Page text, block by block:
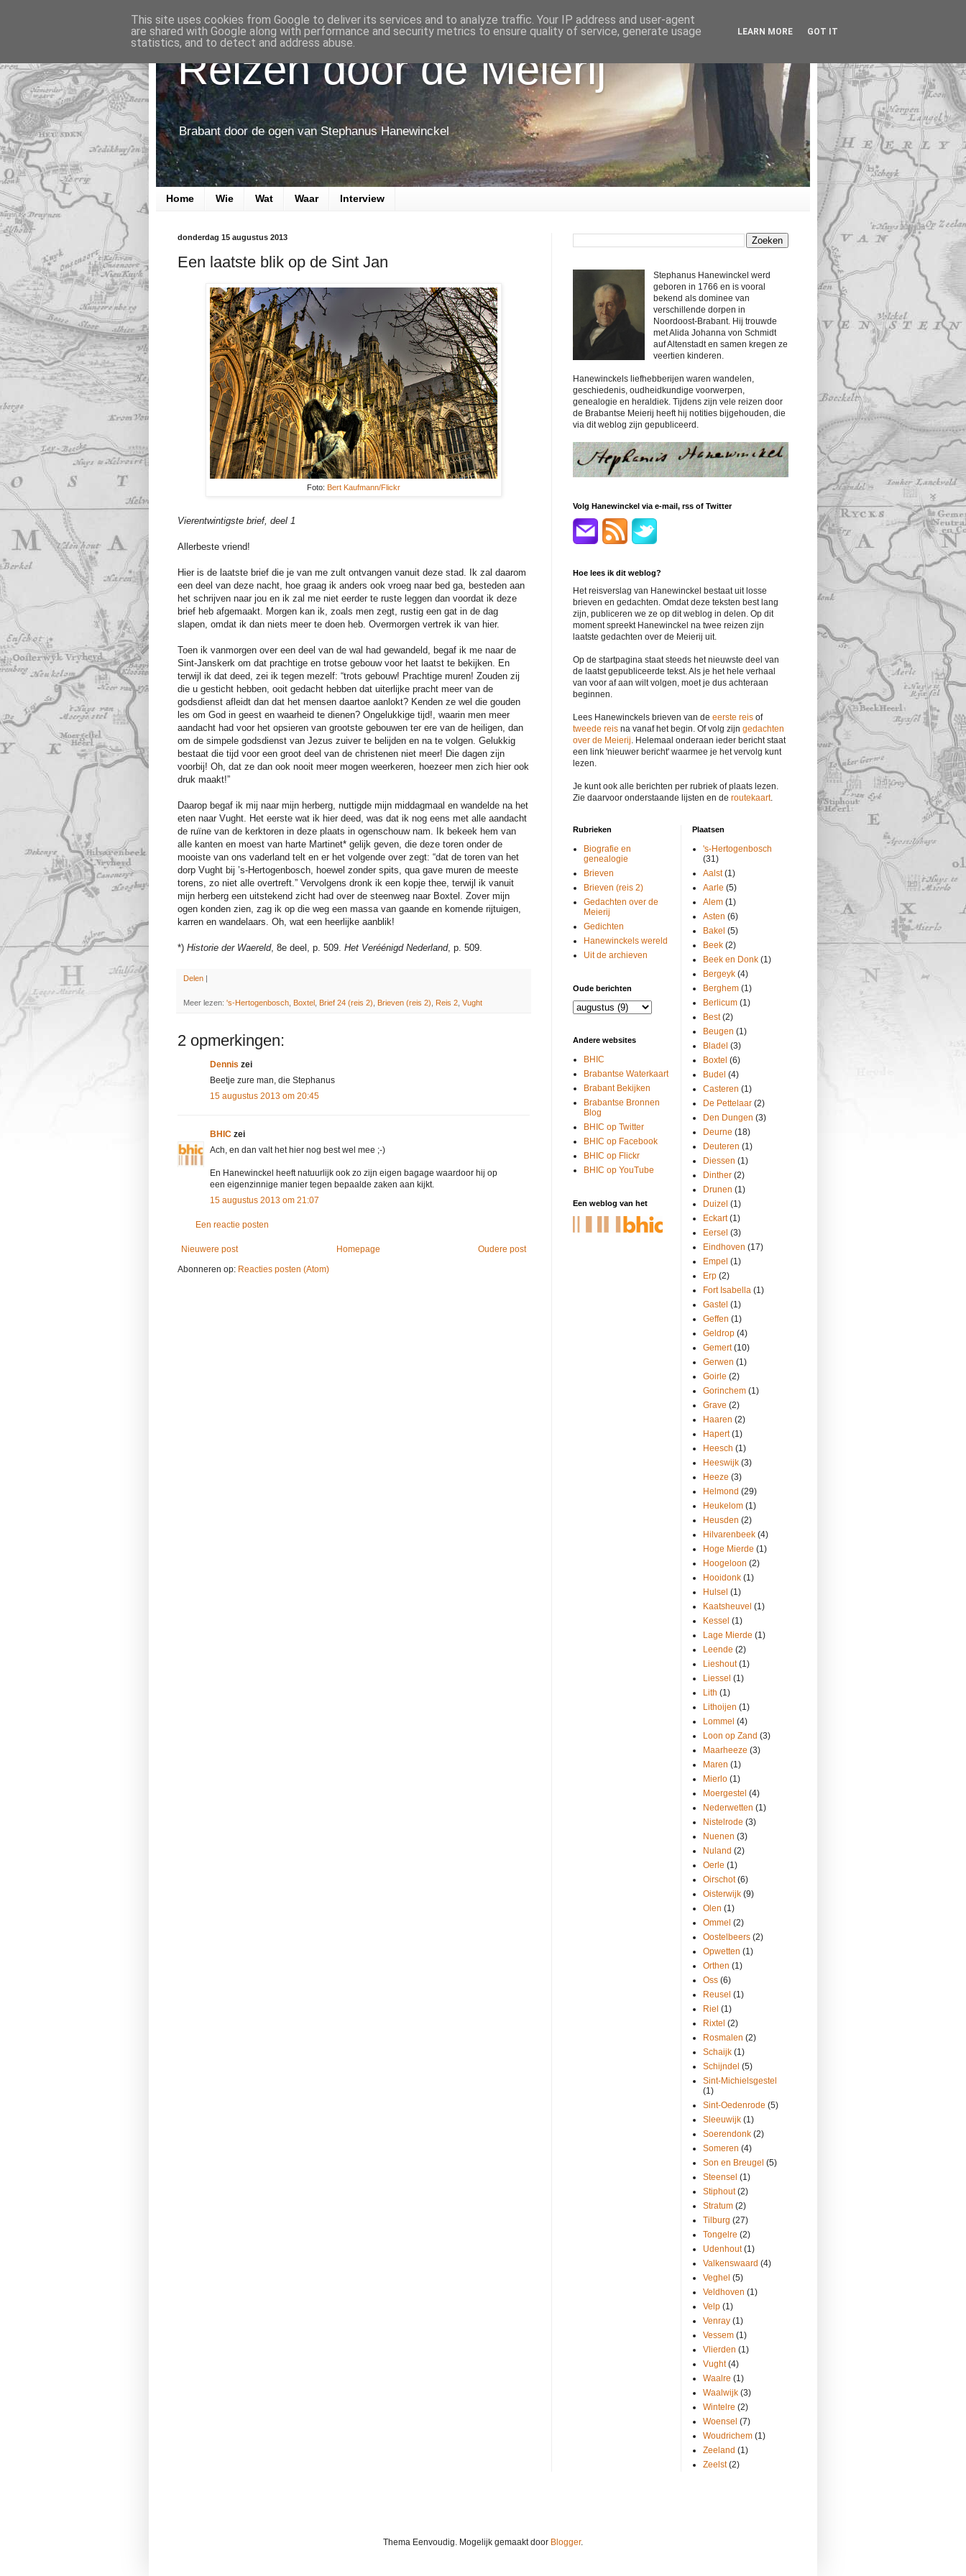
Reizen door de Meierij
Brabant door de ogen van Stephanus Hanewinckel
Home Wie Wat Waar Interview
donderdag 15 augustus 2013
Een laatste blik op de Sint Jan
Foto: Bert Kaufmann/Flickr
Vierentwintigste brief, deel 1
Allerbeste vriend!
Hier is de laatste brief die je van me zult ontvangen vanuit deze stad. Ik zal daarom
een deel van deze nacht, hoe graag ik anders ook vroeg naar bed ga, besteden aan
het schrijven naar jou en ik zal me niet eerder te ruste leggen dan voordat ik deze
brief heb afgemaakt. Morgen kan ik, zoals men zegt, rustig een gat in de dag
slapen, omdat ik dan niets meer te doen heb. Overmorgen vertrek ik van hier.
Toen ik vanmorgen over een deel van de wal had gewandeld, begaf ik me naar de
Sint-Janskerk om dat prachtige en trotse gebouw voor het laatst te bekijken. En
terwijl ik dat deed, zei ik tegen mezelf: “trots gebouw! Prachtige muren! Zouden zij
die u gesticht hebben, ooit gedacht hebben dat uiterlijke pracht meer van de
godsdienst afleidt dan dat het mensen daartoe aanlokt? Kenden ze wel die gouden
les om God in geest en waarheid te dienen? Ongelukkige tijd!, waarin men meer
aandacht had voor het opsieren van grootste gebouwen ter ere van de heiligen, dan
om de simpele godsdienst van Jezus zuiver te belijden en na te volgen. Gelukkig
bestaat die tijd voor een groot deel van de christenen niet meer! Die dagen zijn
voorbij! Oh, dat ze dan ook nooit meer mogen weerkeren, hoezeer men zich hier ook
druk maakt!”
Daarop begaf ik mij naar mijn herberg, nuttigde mijn middagmaal en wandelde na het
eten naar Vught. Het eerste wat ik hier deed, was dat ik nog eens met alle aandacht
de ruïne van de kerktoren in deze plaats in ogenschouw nam. Ik bekeek hem van
alle kanten en moest van harte Martinet* gelijk geven, die deze toren onder de
mooiste van ons vaderland telt en er het volgende over zegt: “dat de toren van het
dorp Vught bij ’s-Hertogenbosch, hoewel zonder spits, qua gave muren de meeste
torens, zo niet alle overtreft.” Vervolgens dronk ik een kopje thee, terwijl ik vanuit
mijn herberg een uitstekend zicht had over de steenweg naar Boxtel. Zover mijn
ogen konden zien, zag ik op die weg een massa van gaande en komende rijtuigen,
karren en wandelaars. Oh, wat een heerlijke aanblik!
*) Historie der Waereld, 8e deel, p. 509. Het Veréénigd Nederland, p. 509.
Delen |
Meer lezen: 's-Hertogenbosch Boxtel Brief 24 (reis 2) Brieven (reis 2) Reis 2 Vught
2 opmerkingen:
Dennis zei
Beetje zure man, die Stephanus
15 augustus 2013 om 20:45
BHIC zei
Ach, en dan valt het hier nog best wel mee ;-)
En Hanewinckel heeft natuurlijk ook zo zijn eigen bagage waardoor hij op
een eigenzinnige manier tegen bepaalde zaken aan kijkt.
15 augustus 2013 om 21:07
Een reactie posten
Nieuwere post Oudere post
Homepage
Abonneren op: Reacties posten (Atom)
Stephanus Hanewinckel werd
geboren in 1766 en is vooral
bekend als dominee van
verschillende dorpen in
Noordoost-Brabant. Hij trouwde
met Alida Johanna von Schmidt
auf Altenstadt en samen kregen ze
veertien kinderen.
Hanewinckels liefhebberijen waren wandelen,
geschiedenis, oudheidkundige voorwerpen,
genealogie en heraldiek. Tijdens zijn vele reizen door
de Brabantse Meierij heeft hij notities bijgehouden, die
via dit weblog zijn gepubliceerd.
Volg Hanewinckel via e-mail, rss of Twitter
Hoe lees ik dit weblog?
Het reisverslag van Hanewinckel bestaat uit losse
brieven en gedachten. Omdat deze teksten best lang
zijn, publiceren we ze op dit weblog in delen. Op dit
moment spreekt Hanewinckel na twee reizen zijn
laatste gedachten over de Meierij uit.
Op de startpagina staat steeds het nieuwste deel van
de laatst gepubliceerde tekst. Als je het hele verhaal
van voor af aan wilt volgen, moet je dus achteraan
beginnen.
Lees Hanewinckels brieven van de eerste reis of
tweede reis na vanaf het begin. Of volg zijn gedachten
over de Meierij. Helemaal onderaan ieder bericht staat
een link 'nieuwer bericht' waarmee je het vervolg kunt
lezen.
Je kunt ook alle berichten per rubriek of plaats lezen.
Zie daarvoor onderstaande lijsten en de routekaart.
Rubrieken
Biografie en
genealogie
Brieven
Brieven (reis 2)
Gedachten over de
Meierij
Gedichten
Hanewinckels wereld
Uit de archieven
Oude berichten
Andere websites
BHIC
Brabantse Waterkaart
Brabant Bekijken
Brabantse Bronnen
Blog
BHIC op Twitter
BHIC op Facebook
BHIC op Flickr
BHIC op YouTube
Een weblog van het
Plaatsen
's-Hertogenbosch
(31)
Aalst (1)
Aarle (5)
Alem (1)
Asten (6)
Bakel (5)
Beek (2)
Beek en Donk (1)
Bergeyk (4)
Berghem (1)
Berlicum (1)
Best (2)
Beugen (1)
Bladel (3)
Boxtel (6)
Budel (4)
Casteren (1)
De Pettelaar (2)
Den Dungen (3)
Deurne (18)
Deuteren (1)
Diessen (1)
Dinther (2)
Drunen (1)
Duizel (1)
Eckart (1)
Eersel (3)
Eindhoven (17)
Empel (1)
Erp (2)
Fort Isabella (1)
Gastel (1)
Geffen (1)
Geldrop (4)
Gemert (10)
Gerwen (1)
Goirle (2)
Gorinchem (1)
Grave (2)
Haaren (2)
Hapert (1)
Heesch (1)
Heeswijk (3)
Heeze (3)
Helmond (29)
Heukelom (1)
Heusden (2)
Hilvarenbeek (4)
Hoge Mierde (1)
Hoogeloon (2)
Hooidonk (1)
Hulsel (1)
Kaatsheuvel (1)
Kessel (1)
Lage Mierde (1)
Leende (2)
Lieshout (1)
Liessel (1)
Lith (1)
Lithoijen (1)
Lommel (4)
Loon op Zand (3)
Maarheeze (3)
Maren (1)
Mierlo (1)
Moergestel (4)
Nederwetten (1)
Nistelrode (3)
Nuenen (3)
Nuland (2)
Oerle (1)
Oirschot (6)
Oisterwijk (9)
Olen (1)
Ommel (2)
Oostelbeers (2)
Opwetten (1)
Orthen (1)
Oss (6)
Reusel (1)
Riel (1)
Rixtel (2)
Rosmalen (2)
Schaijk (1)
Schijndel (5)
Sint-Michielsgestel
(1)
Sint-Oedenrode (5)
Sleeuwijk (1)
Soerendonk (2)
Someren (4)
Son en Breugel (5)
Steensel (1)
Stiphout (2)
Stratum (2)
Tilburg (27)
Tongelre (2)
Udenhout (1)
Valkenswaard (4)
Veghel (5)
Veldhoven (1)
Velp (1)
Venray (1)
Vessem (1)
Vlierden (1)
Vught (4)
Waalre (1)
Waalwijk (3)
Wintelre (2)
Woensel (7)
Woudrichem (1)
Zeeland (1)
Zeelst (2)
Thema Eenvoudig. Mogelijk gemaakt door Blogger.
This site uses cookies from Google to deliver its services and to analyze traffic. Your IP address and user-agent
are shared with Google along with performance and security metrics to ensure quality of service, generate usage
statistics, and to detect and address abuse.
LEARN MORE GOT IT